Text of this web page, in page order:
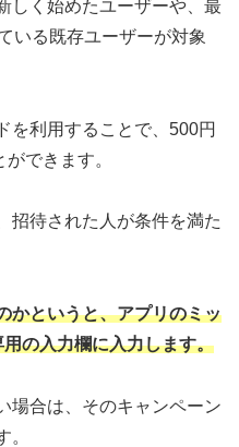
しく始めたユーザーや、最
いる既存ユーザーが対象
を利用することで、500円
できます。
招待された人が条件を満た
かというと、アプリのミッ
の入力欄に入力します。
場合は、そのキャンペーン
。